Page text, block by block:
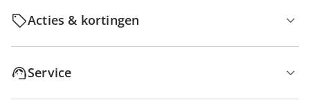
Acties & kortingen
Service